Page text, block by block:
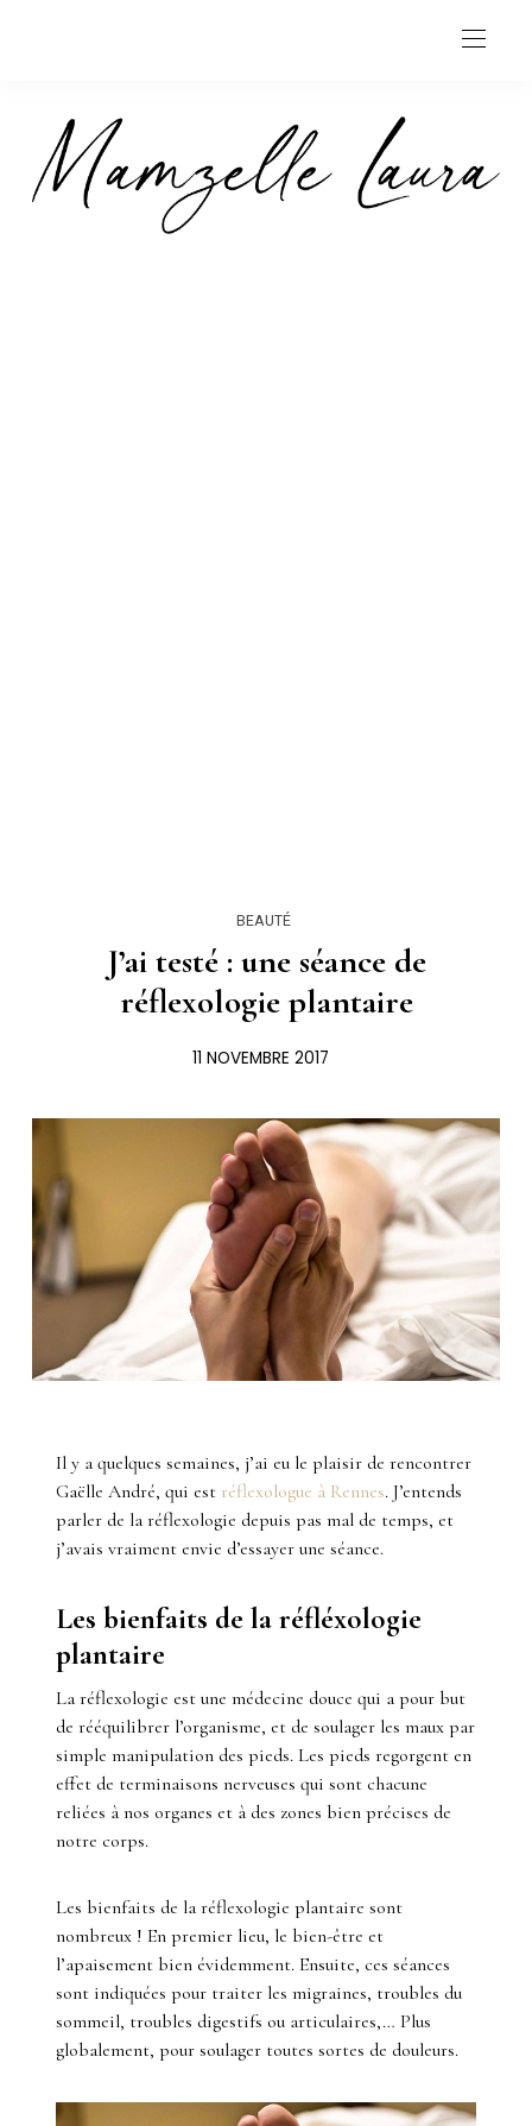
BEAUTÉ
J’ai testé : une séance de
réflexologie plantaire
11 NOVEMBRE 2017
Il y a quelques semaines, j’ai eu le plaisir de rencontrer
Gaëlle André, qui est réflexologue à Rennes. J’entends
parler de la réflexologie depuis pas mal de temps, et
j’avais vraiment envie d’essayer une séance.
Les bienfaits de la réfléxologie
plantaire
La réflexologie est une médecine douce qui a pour but
de rééquilibrer l’organisme, et de soulager les maux par
simple manipulation des pieds. Les pieds regorgent en
effet de terminaisons nerveuses qui sont chacune
reliées à nos organes et à des zones bien précises de
notre corps.
Les bienfaits de la réflexologie plantaire sont
nombreux ! En premier lieu, le bien-être et
l’apaisement bien évidemment. Ensuite, ces séances
sont indiquées pour traiter les migraines, troubles du
sommeil, troubles digestifs ou articulaires,… Plus
globalement, pour soulager toutes sortes de douleurs.